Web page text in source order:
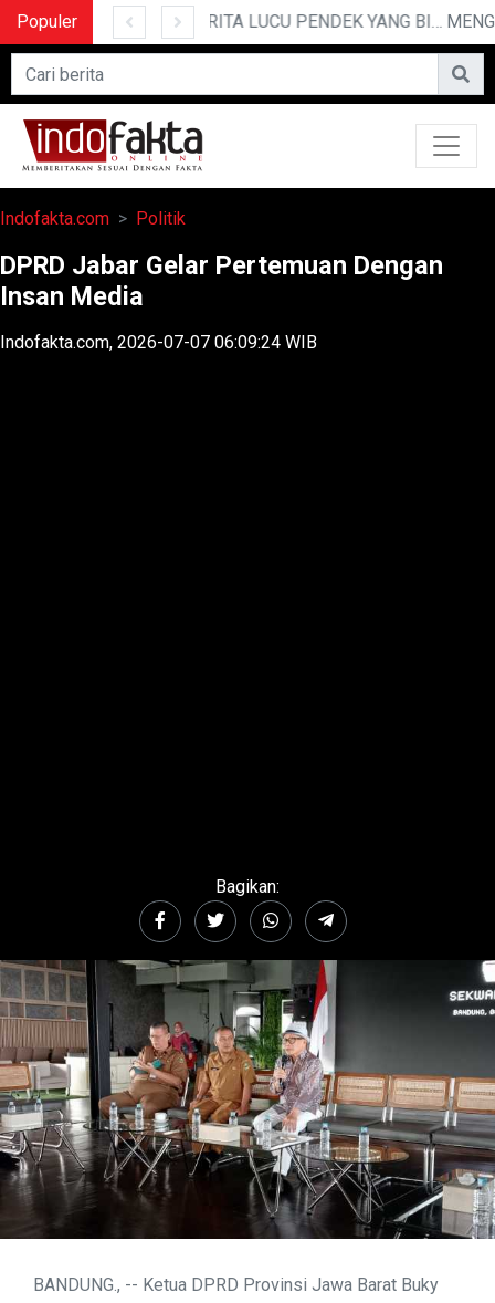
Populer 10 CERITA LUCU PENDEK YANG BIKIN NGAKAK
Indofakta.com Politik
DPRD Jabar Gelar Pertemuan Dengan
Insan Media
Indofakta.com, 2026-07-07 06:09:24 WIB
Bagikan:
BANDUNG., -- Ketua DPRD Provinsi Jawa Barat Buky